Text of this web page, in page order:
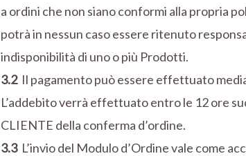
a ordini che non siano conformi alla propria
potrà in nessun caso essere ritenuto
indisponibilità di uno o più Prodotti.
3.2 Il pagamento può essere effettuato
L’addebito verrà effettuato entro le 12 ore
CLIENTE della conferma d’ordine.
3.3 L’invio del Modulo d’Ordine vale come